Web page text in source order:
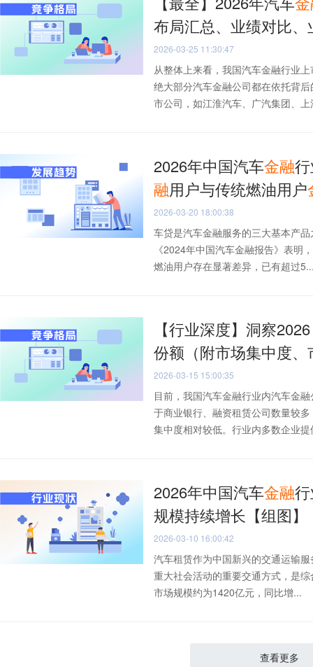
布局汇总、业绩对比
2026-03-25 11:30:47
从整体上来看，我国汽车金融行业
绝大部分汽车金融公司都在依托背
市公司，如江淮汽车、广汽集团、
2026年中国汽车金融
融用户与传统燃油用户
2026-03-20 18:00:38
车贷是汽车金融服务的三大基本产
《2024年中国汽车金融报告》表明
燃油用户存在显著差异，已有超过
【行业深度】洞察
份额（附市场集中度
2026-03-15 15:00:35
目前，我国汽车金融行业内汽车金
于商业银行、融资租赁公司数量较
集中度相对较低。行业内多数企业
2026年中国汽车金融
规模持续增长【组图】
2026-03-10 16:00:42
汽车租赁作为中国新兴的交通运输
重大社会活动的重要交通方式，是
市场规模约为1420亿元，同比增...
查看更多